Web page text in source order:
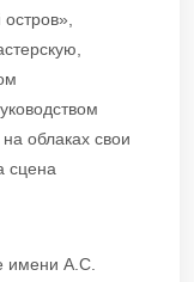
облаках свои
сцена
имени А.С.